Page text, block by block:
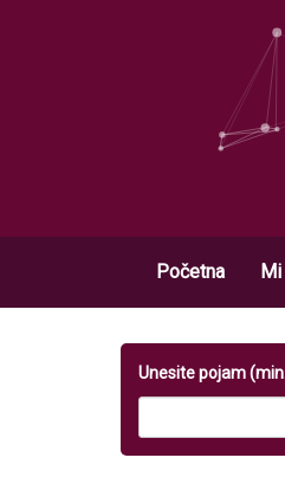
Početna Mi
Unesite pojam